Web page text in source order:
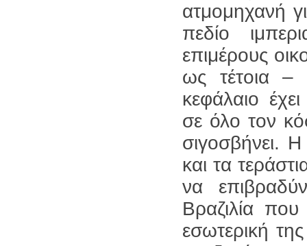
ατμομηχανή
πεδίο
επιμέρους
ως τέτοια –
κεφάλαιο
σε όλο τον
σιγοσβήνει.
και τα
να
Βραζιλία
εσωτερική